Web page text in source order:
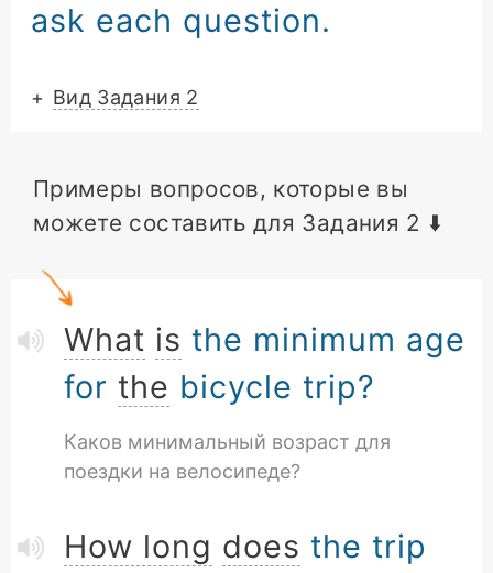
ask each question.
+ Вид Задания 2
Примеры вопросов, которые вы
можете составить для Задания 2 ⬇️
What is the minimum age
for the bicycle trip?
Каков минимальный возраст для
поездки на велосипеде?
How long does the trip